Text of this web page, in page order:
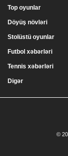
Top oyunlar
Döyüş növləri
Stolüstü oyunlar
Futbol xəbərləri
Tennis xəbərləri
Digər
©